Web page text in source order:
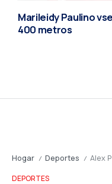
Marileidy Paulino
400 metros
Hogar / Deportes / Alex
DEPORTES